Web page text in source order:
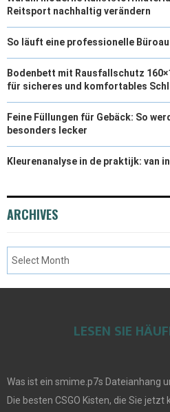
Reitsport nachhaltig verändern
So läuft eine professionelle
Bodenbett mit Rausfallschutz
für sicheres und komfortables
Feine Füllungen für Gebäck: So
besonders lecker
Kleurenanalyse in de praktijk: van
ARCHIVES
LESEN SIE
Was ist ein smime.p7s Dateianhang
Die besten CSGO Kisten, die Sie